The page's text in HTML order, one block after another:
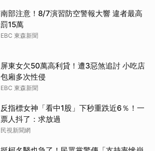
南部注意！8/7演習防空警報大響 違者最高
罰15萬
EBC 東森新聞
屏東女欠50萬高利貸！遭3惡煞追討 小吃店
包廂多次性侵
EBC 東森新聞
反指標女神「看中1股」下秒重跌近6％！一
票人抖了：求放過
民視新聞網